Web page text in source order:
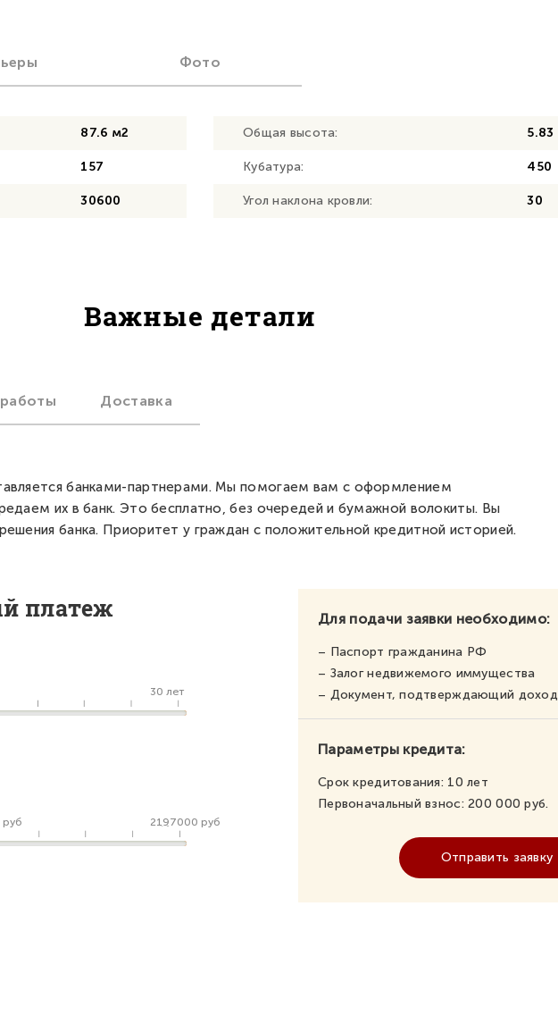
Фото
87.6 м2
157
30600
Общая высота: 5.83
Кубатура: 450
Угол наклона кровли: 30
Важные детали
Доставка
банками-партнерами. Мы помогаем вам с оформлением
их в банк. Это бесплатно, без очередей и бумажной волокиты. Вы
банка. Приоритет у граждан с положительной кредитной историей.
платеж
30 лет
2197000 руб
Для подачи заявки необходимо:
– Паспорт гражданина РФ
– Залог недвижемого иммущества
– Документ, подтверждающий доход
Параметры кредита:
Срок кредитования: 10 лет
Первоначальный взнос: 200 000 руб.
Отправить заявку